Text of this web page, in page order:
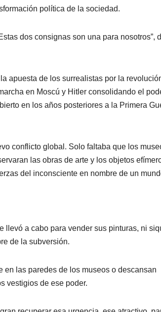
política de la sociedad.
dos consignas son una para nosotros”,
apuesta de los surrealistas por la
en Moscú y Hitler consolidando el
en los años posteriores a la Primera
conflicto global. Solo faltaba que los
las obras de arte y los objetos
del inconsciente en nombre de un
llevó a cabo para vender sus pinturas, ni
de la subversión.
en las paredes de los museos o descansan
vestigios de ese poder.